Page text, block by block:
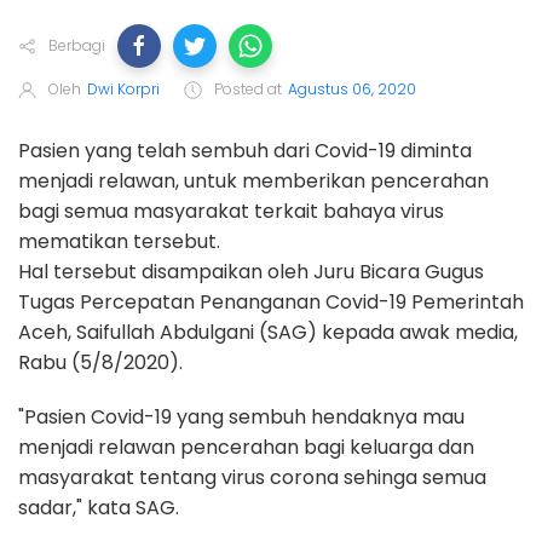
Berbagi
Oleh Dwi Korpri Posted at Agustus 06, 2020
Pasien yang telah sembuh dari Covid-19 diminta
menjadi relawan, untuk memberikan pencerahan
bagi semua masyarakat terkait bahaya virus
mematikan tersebut.
Hal tersebut disampaikan oleh Juru Bicara Gugus
Tugas Percepatan Penanganan Covid-19 Pemerintah
Aceh, Saifullah Abdulgani (SAG) kepada awak media,
Rabu (5/8/2020).
"Pasien Covid-19 yang sembuh hendaknya mau
menjadi relawan pencerahan bagi keluarga dan
masyarakat tentang virus corona sehinga semua
sadar," kata SAG.